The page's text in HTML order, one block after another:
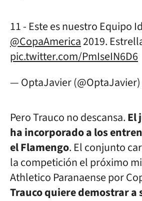
11 - Este es nuestro Equipo
@CopaAmerica2019.
pic.twitter.com/PmIseIN6D6
— OptaJavier (@OptaJavier)
Pero Trauco no descansa.El
ha incorporado a los
el Flamengo. El conjunto
la competición el próximo
Athletico Paranaense por
Trauco quiere demostrar a